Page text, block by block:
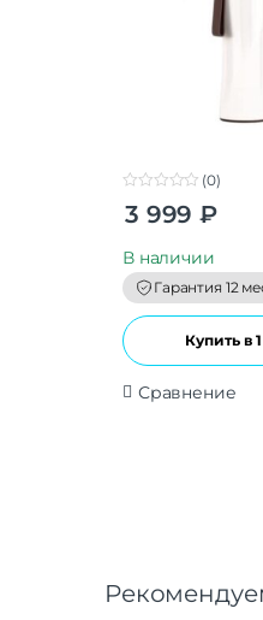
o
o
(0)
3 999 ₽
В наличии
Гарантия 12
Купить в
Сравнение